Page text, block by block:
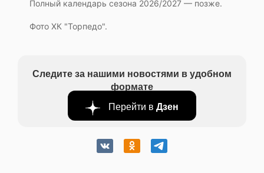
Полный календарь сезона 2026/2027 — позже.
Фото ХК "Торпедо".
Следите за нашими новостями в удобном
формате
Перейти в Дзен